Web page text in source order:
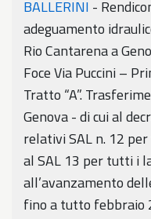
BALLERINI -
adeguamento
Rio Cantarena a
Foce Via Puccini –
Tratto “A”.
Genova - di cui al
relativi SAL n. 12
al SAL 13 per tutti i
all’avanzamento
fino a tutto febbraio